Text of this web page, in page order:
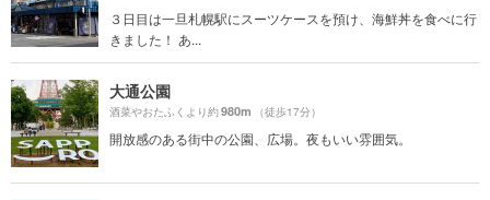
３日目は一旦札幌駅にスーツケースを預け、海鮮丼を食べに行
きました！ あ...
大通公園
酒菜やおたふくより約980m （徒歩17分）
開放感のある街中の公園、広場。夜もいい雰囲気。